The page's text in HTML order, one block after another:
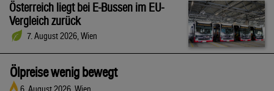
Österreich liegt bei E-Bussen im EU-
Vergleich zurück
7. August 2026, Wien
Ölpreise wenig bewegt